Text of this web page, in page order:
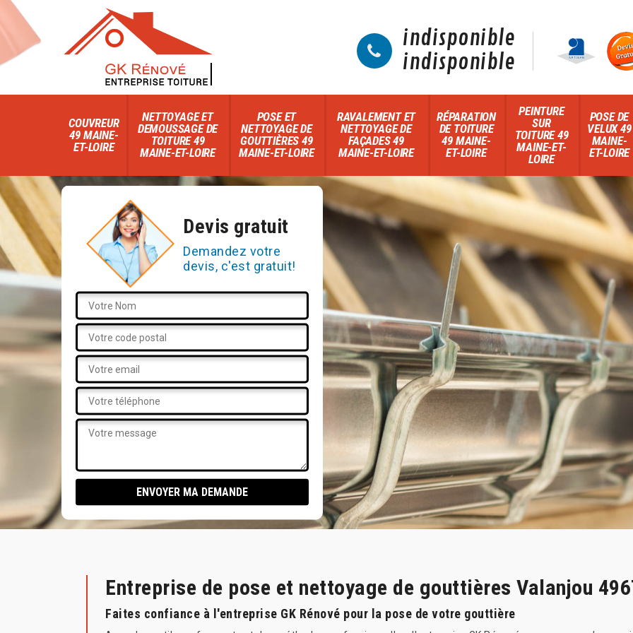
indisponible
indisponible
COUVREUR
49 MAINE-
ET-LOIRE
NETTOYAGE ET
DEMOUSSAGE DE
TOITURE 49
MAINE-ET-LOIRE
POSE ET
NETTOYAGE DE
GOUTTIÈRES 49
MAINE-ET-LOIRE
RAVALEMENT ET
NETTOYAGE DE
FAÇADES 49
MAINE-ET-LOIRE
RÉPARATION
DE TOITURE
49 MAINE-
ET-LOIRE
PEINTURE
SUR
TOITURE 49
MAINE-ET-
LOIRE
POSE DE
VELUX 49
MAINE-
ET-LOIRE
Devis gratuit
Demandez votre
devis, c'est gratuit!
Entreprise de pose et nettoyage de gouttières Valanjou
Faites confiance à l'entreprise GK Rénové pour la pose de votre gouttière